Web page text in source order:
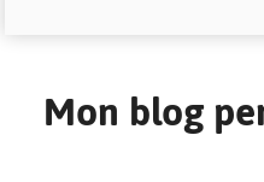
Mon blog